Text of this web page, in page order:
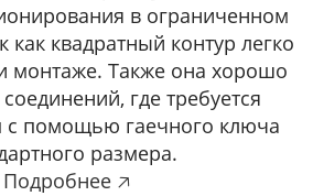
в ограниченном
как квадратный контур легко
монтаже. Также она хорошо
где требуется
с помощью гаечного ключа
размера.
Подробнее 🡥